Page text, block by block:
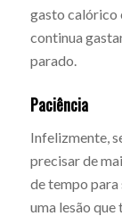
gasto calórico
continua
parado.
Paciência
Infelizmente,
precisar de
de tempo para
uma lesão que